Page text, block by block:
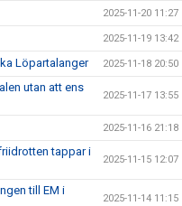
2025-11-20 11:27
2025-11-19 13:42
Löpartalanger 2025-11-18 20:50
utan att ens
2025-11-17 13:55
2025-11-16 21:18
tappar i
2025-11-15 12:07
till EM i
2025-11-14 11:15